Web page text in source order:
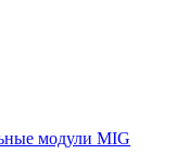
модули MIG